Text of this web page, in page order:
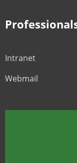
Intranet
Webmail